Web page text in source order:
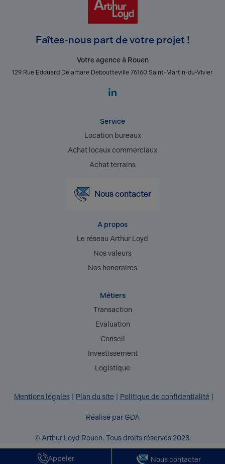
Appeler Nous contacter
Faîtes-nous part de votre projet !
Votre agence à Rouen
129 Rue Edouard Delamare Deboutteville 76160 Saint-Martin-du-Vivier
Service
Location bureaux
Achat locaux commerciaux
Achat terrains
Nous contacter
A propos
Le réseau Arthur Loyd
Nos valeurs
Nos honoraires
Métiers
Transaction
Evaluation
Conseil
Investissement
Logistique
Mentions légales Plan du site Politique de confidentialité
© Arthur Loyd Rouen. Tous droits réservés 2023.
Réalisé par GDA